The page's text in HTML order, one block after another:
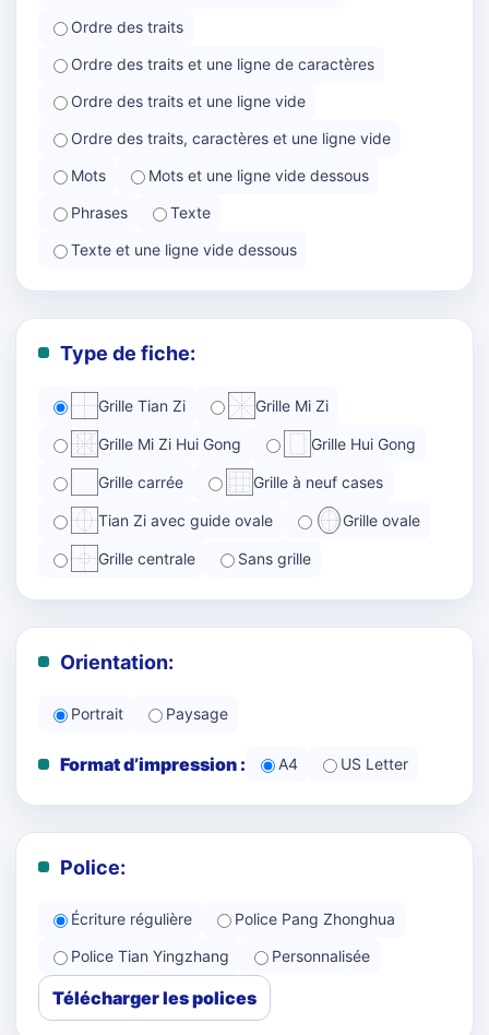
Ordre des traits
Ordre des traits et une ligne de caractères
Ordre des traits et une ligne vide
Ordre des traits, caractères et une ligne vide
Mots
Mots et une ligne vide dessous
Phrases
Texte
Texte et une ligne vide dessous
Type de fiche:
Grille Tian Zi Grille Mi Zi
Grille Mi Zi Hui Gong Grille Hui Gong
Grille carrée Grille à neuf cases
Tian Zi avec guide ovale Grille ovale
Grille centrale Sans grille
Orientation:
Portrait Paysage
Format d’impression : A4 US Letter
Police:
Écriture régulière
Police Pang Zhonghua
Police Tian Yingzhang
Personnalisée
Télécharger les polices